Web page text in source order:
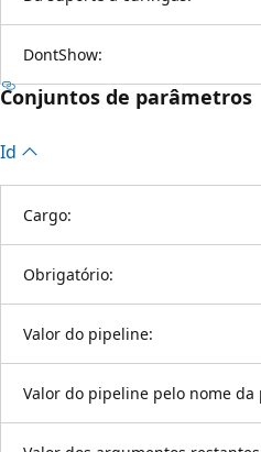
DontShow:
Conjuntos de parâmetros
Id
Cargo:
Obrigatório:
Valor do pipeline:
Valor do pipeline pelo nome da